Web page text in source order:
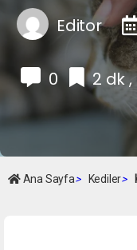
Editor
0 2 dk
Ana Sayfa> Kediler>